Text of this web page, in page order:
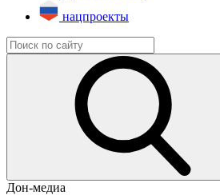
нацпроекты
Дон-медиа